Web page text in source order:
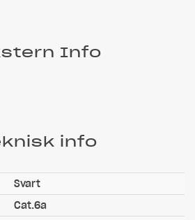
Info
info
Svart
Cat.6a